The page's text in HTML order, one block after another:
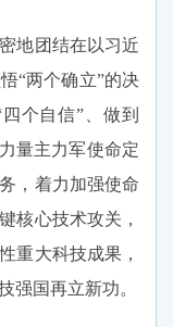
地团结在以习近
“两个确立”的决
个自信”、做到
量主力军使命定
，着力加强使命
核心技术攻关，
重大科技成果，
强国再立新功。